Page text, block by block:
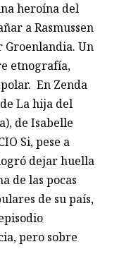
heroína del
a Rasmussen
Groenlandia. Un
etnografía,
En Zenda
La hija del
de Isabelle
Si, pese a
dejar huella
de las pocas
de su país,
pero sobre